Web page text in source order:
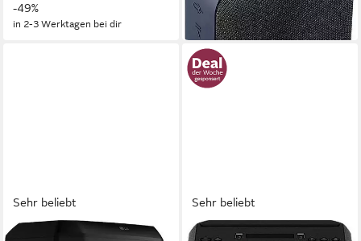
-49%
in 2-3 Werktagen bei dir
in 1-2 Werktagen bei dir
Sehr beliebt Sehr beliebt
LG